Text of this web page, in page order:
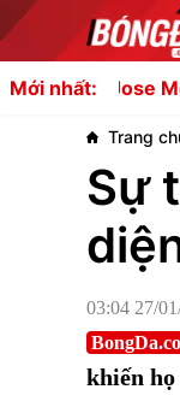
Mới nhất:
Jose Mourinho
Trang
Sự
03:04 27/
khiến họ